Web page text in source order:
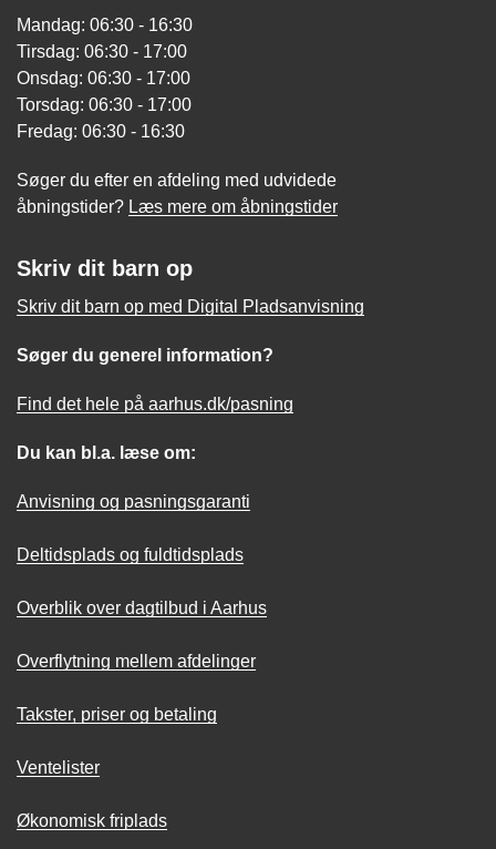
Mandag: 06:30 - 16:30
Tirsdag: 06:30 - 17:00
Onsdag: 06:30 - 17:00
Torsdag: 06:30 - 17:00
Fredag: 06:30 - 16:30
Søger du efter en afdeling med udvidede
åbningstider? Læs mere om åbningstider
Skriv dit barn op
Skriv dit barn op med Digital Pladsanvisning
Søger du generel information?
Find det hele på aarhus.dk/pasning
Du kan bl.a. læse om:
Anvisning og pasningsgaranti
Deltidsplads og fuldtidsplads
Overblik over dagtilbud i Aarhus
Overflytning mellem afdelinger
Takster, priser og betaling
Ventelister
Økonomisk friplads